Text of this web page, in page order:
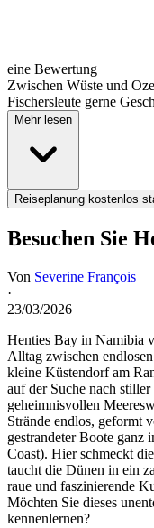
eine Bewertung
Zwischen Wüste und
Fischersleute gerne
Mehr lesen
Reiseplanung kostenlos
Besuchen Sie
Von Severine François
·
23/03/2026
Henties Bay in Namibia
Alltag zwischen
kleine Küstendorf am
auf der Suche nach
geheimnisvollen
Strände endlos, geformt
gestrandeter Boote ganz
Coast). Hier schmeckt
taucht die Dünen in ein
raue und faszinierende
Möchten Sie dieses
kennenlernen?